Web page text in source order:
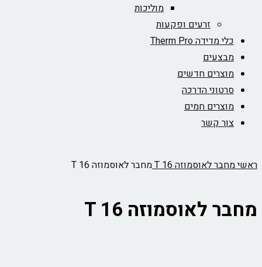
מוליכות
זרעים ופקעות
כלי מדידה Therm Pro
מבצעים
מוצרים חדשים
סרטוני הדרכה
מוצרים חמים
צור קשר
ראשימחבר לאוסמוזה T 16 מחבר לאוסמוזה T 16
מחבר לאוסמוזה T 16